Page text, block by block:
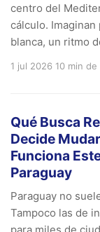
centro del
cálculo.
blanca, un ritmo
1 jul 2026 10 min
Qué Busca
Decide
Funciona
Paraguay
Paraguay no
Tampoco las de
para miles de